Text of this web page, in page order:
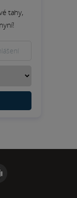
tahy,